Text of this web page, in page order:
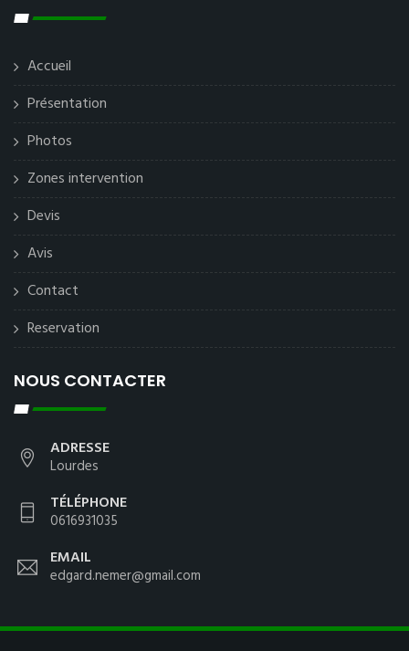
Accueil
Présentation
Photos
Zones intervention
Devis
Avis
Contact
Reservation
NOUS CONTACTER
ADRESSE
Lourdes
TÉLÉPHONE
0616931035
EMAIL
edgard.nemer@gmail.com